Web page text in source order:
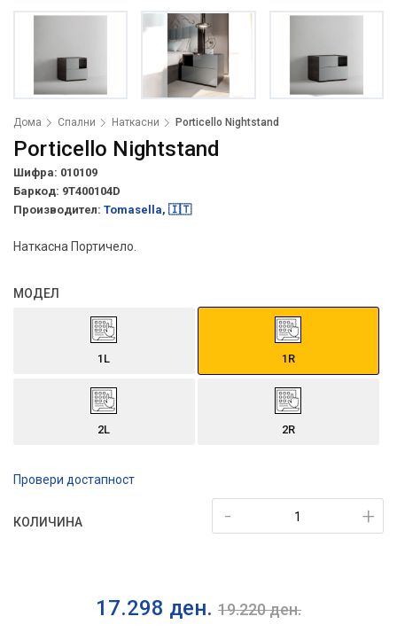
Дома Спални Наткасни Porticello Nightstand
Porticello Nightstand
Шифра: 010109
Баркод: 9T400104D
Производител: Tomasella, 🇮🇹
Наткасна Портичело.
МОДЕЛ
1L 1R
2L 2R
Провери достапност
КОЛИЧИНА +
-
17.298 ден. 19.220ден.